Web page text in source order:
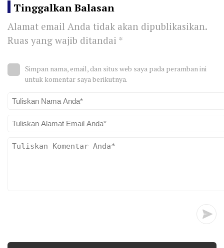
Tinggalkan Balasan
Alamat email Anda tidak akan dipublikasikan.
Ruas yang wajib ditandai *
Simpan nama, email, dan situs web saya pada peramban ini
untuk komentar saya berikutnya.